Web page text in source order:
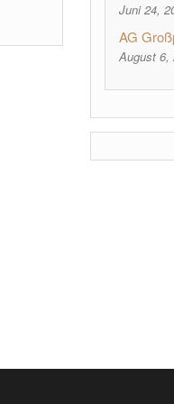
Juni 24,
AG
August 6,